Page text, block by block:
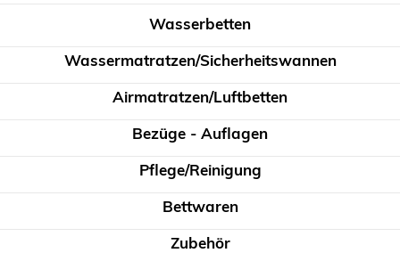
Wasserbetten
Wassermatratzen/Sicherheitswannen
Airmatratzen/Luftbetten
Bezüge - Auflagen
Pflege/Reinigung
Bettwaren
Zubehör